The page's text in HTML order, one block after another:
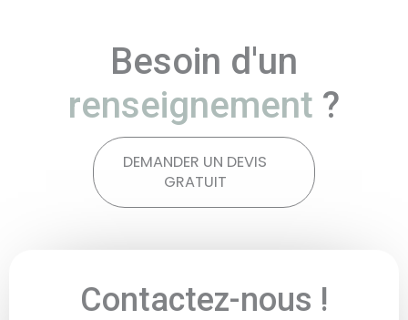
Besoin d'un
renseignement ?
DEMANDER UN DEVIS
GRATUIT
Contactez-nous !